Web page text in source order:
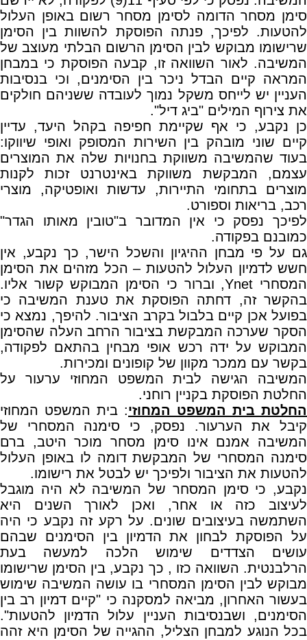
סימן מסחר הדומה לסימן מסחר רשום באופן העלול
להטעות. לפיכך, פנתה הפוסקת להשוות בין הסימן
שרישומו מבוקש לבין הסימן הרשום הבלתי מעוצב של
המשיבה. לאור השוואה זו, קבעה הפוסקת כי במבחן
המראה קיים הבדל ניכר בין הסימנים, וכי בנסיבות
העניין יש לייחס משקל נמוך לעובדה ששניהם חולקים
את צירוף המילים "ביג דיל".
כן נקבע, כי אף שקיימת חפיפה בקהל היעד, עדיין
קיים שוני מובהק בין השירות המסופק ואופי שיווקו:
בעוד שהמשיבה משווקת בחנויות שלה את המוצרים
עצמם, המבקשת משווקת באינטרנט זכות לקנות
מוצרים בתחומי התיירות, עדשות ואופטיקה, מוצרי
רכב, בריאות וספורט.
לפיכך נפסק כי אין המדובר ב"טובין מאותו הגדר"
כמובנם בפקודה.
גם על פי מבחן ההיגיון והשכל הישר, כך נקבע, אין
חשש לדמיון העלול להטעות – הכל מזהים את הסימן
המסחרי Ynet, וברור כי הסימן המבוקש קשור אליו.
בהקשר זה, דחתה הפוסקת את טענת המשיבה כי
בפועל אכן קיים בלבול בקרב הציבור. להיפך, נמצא כי
הסקר שערכה המבקשת בציבור הרחב העלה שהסימן
המבוקש על ידה רכש אופי מבחין בהתאם לפקודה,
בקשר עם ממכר מקוון של קופונים ומכירות.
המשיבה הגישה לבית המשפט המחוזי ערעור על
החלטת הפוסקת בקניין רוחני.
החלטת בית המשפט המחוזי: בית המשפט המחוזי
קיבל את הערעור. נפסק, כי סימנה המסחרי של
המשיבה אמנם אינו סימן מסחר מוכר היטב, ברם
סימנה המסחרי של המבקשת דומה לו באופן העלול
להטעות את הציבור ולפיכך יש לבטל את רישומו.
נקבע, כי סימן המסחר של המשיבה לא היה מוגבל
לעיצוב כזה או אחר, ואכן לאורך השנים היא
השתמשה בעיצובים שונים. על רקע זה נקבע כי היה
על הפוסקת לבחון את הדמיון בין הסימנים שבהם
עושים הצדדים שימוש הלכה למעשה בעת
הרלבנטית. השוואה כזו , כך נקבע, בין הסימן שרישומו
מבוקש לבין הסימן המסחרי בו עושה המשיבה שימוש
בעשור האחרון, מביאה למסקנה כי "קיים דמיון רב בין
הסימנים, ושבנסיבות העניין עלול הדמיון להטעות".
בכל הנוגע למבחן הצליל, ההגייה של הסימן היא זהה